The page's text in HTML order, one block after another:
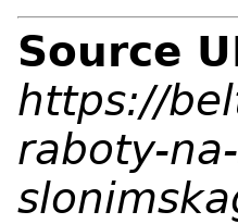
Source
https://
raboty-